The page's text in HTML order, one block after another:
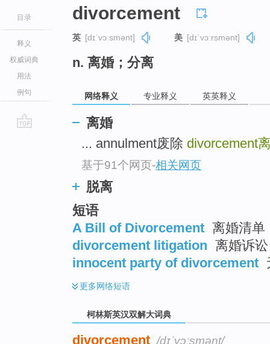
目录
释义
权威词典
用法
例句
divorcement
英 [dɪˈvɔːsmənt] 美 [dɪˈvɔːrsmənt]
n. 离婚；分离
网络释义 专业释义 英英释义
离婚
... annulment废除 divorcement
基于91个网页-相关网页
脱离
短语
A Bill of Divorcement 离婚清单
divorcement litigation 离婚诉讼
innocent party of divorcement
更多网络短语
柯林斯英汉双解大词典
divorcement /dɪˈvɔːsmənt/